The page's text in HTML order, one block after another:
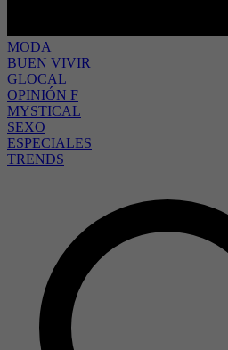
MODA
BUEN VIVIR
GLOCAL
OPINIÓN F
MYSTICAL
SEXO
ESPECIALES
TRENDS